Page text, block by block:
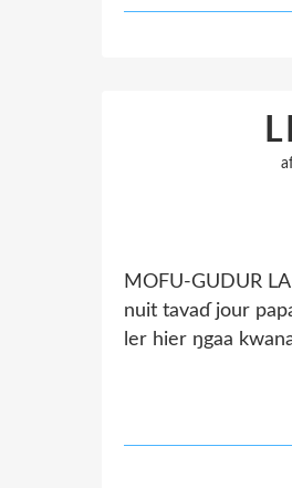
MOFU-GUDUR
nuit tavaɗ jour
ler hier ŋgaa